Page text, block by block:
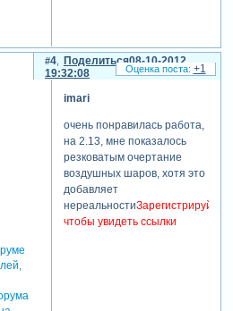
Поделиться
4
08-10-2012
19:32:08
imari
очень понравилась работа,
на 2.13, мне показалось
резковатым очертание
воздушных шаров, хотя это
добавляет
нереальности
чтобы увидеть ссылки
+1